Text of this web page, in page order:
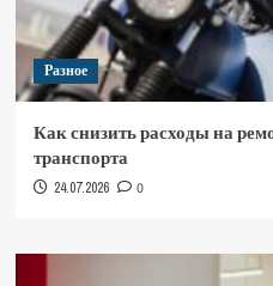
Разное
Как снизить расходы на
транспорта
24.07.2026 0